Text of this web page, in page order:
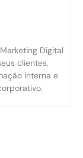
Digital
clientes,
interna e